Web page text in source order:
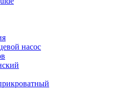
насос